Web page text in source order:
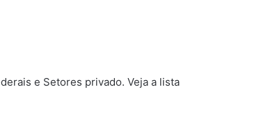
e Setores privado. Veja a lista